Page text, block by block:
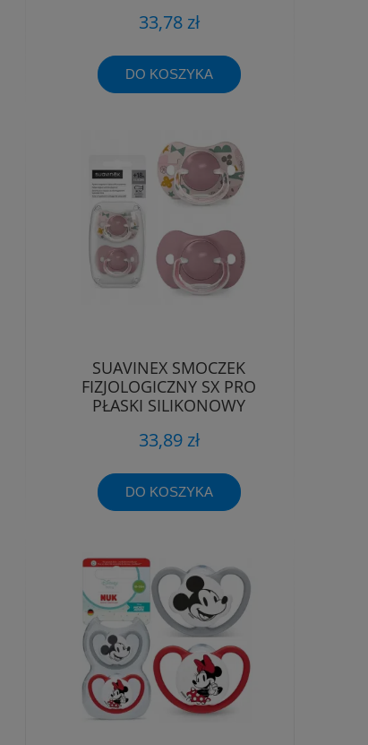
33,78 zł
DO KOSZYKA
SUAVINEX SMOCZEK
FIZJOLOGICZNY SX PRO
PŁASKI SILIKONOWY
33,89 zł
DO KOSZYKA